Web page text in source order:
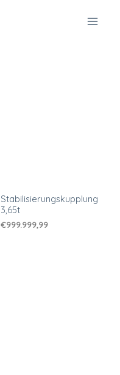
Stabilisierungskupplung
3,65t
€999.999,99